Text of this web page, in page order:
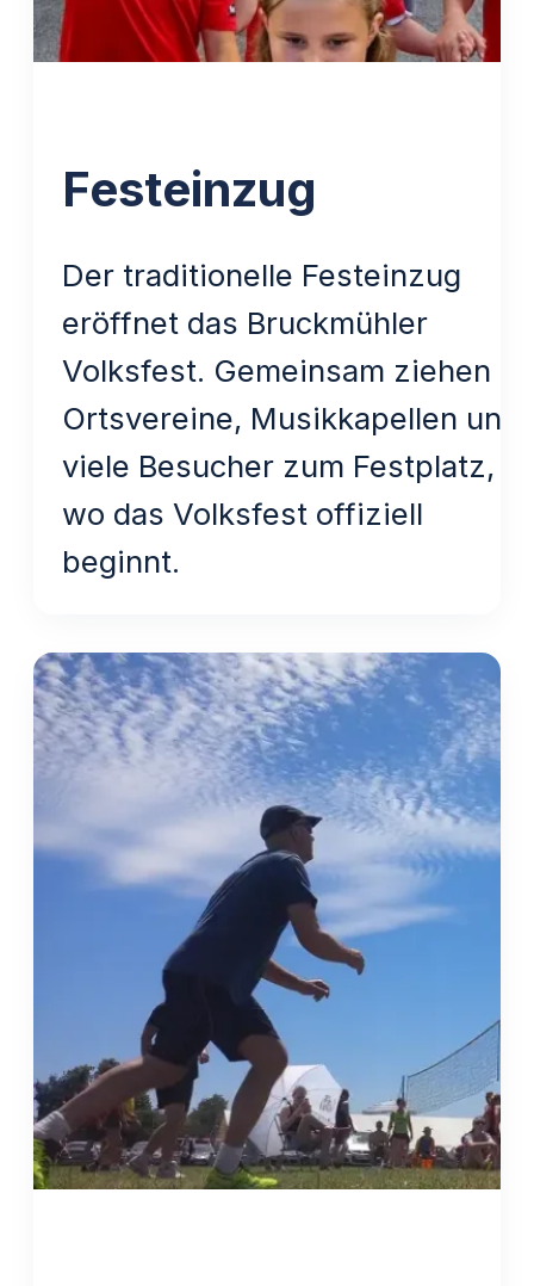
Festeinzug
Der traditionelle Festeinzug
eröffnet das Bruckmühler
Volksfest. Gemeinsam ziehen
Ortsvereine, Musikkapellen und
viele Besucher zum Festplatz,
wo das Volksfest offiziell
beginnt.